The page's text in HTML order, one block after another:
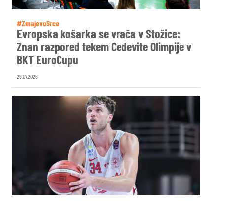
#ZmajevoSrce
Evropska košarka se vrača v Stožice:
Znan razpored tekem Cedevite Olimpije v
BKT EuroCupu
29.07.2026